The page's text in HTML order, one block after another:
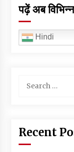
पढ़ें अब
Hindi
for:
Recent